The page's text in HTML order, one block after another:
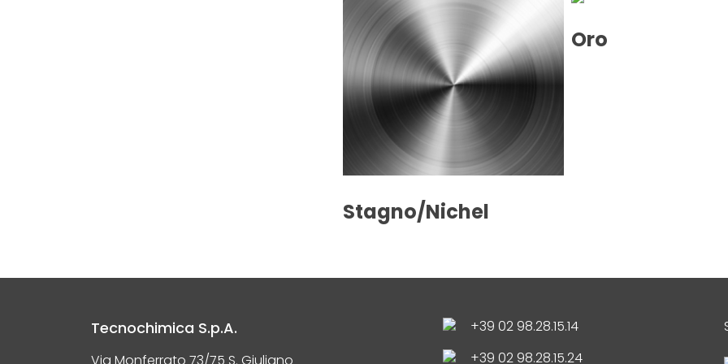
Stagno/Nichel
Oro
Tecnochimica S.p.A.
Via Monferrato 73/75 S. Giuliano
+39 02 98.28.15.14
+39 02 98.28.15.24